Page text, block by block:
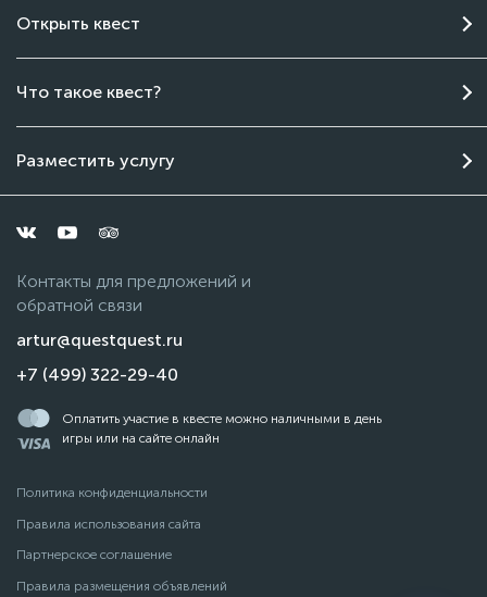
Открыть квест
Что такое квест?
Разместить услугу
Контакты для предложений и
обратной связи
artur@questquest.ru
+7 (499) 322-29-40
Политика конфиденциальности
Правила использования сайта
Партнерское соглашение
Правила размещения объявлений
Оплатить участие в квесте можно наличными в день
игры или на сайте онлайн
Онлайн